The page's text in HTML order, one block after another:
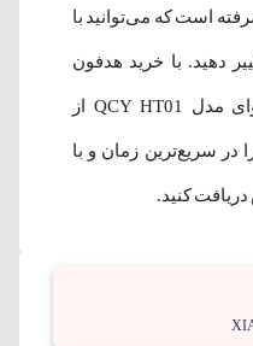
است که می‌توانید با
دهید. با خرید هدفون
بی‌سیم شیائومی کیو سی وای مدل QCY HT01 از
در سریع‌ترین زمان و با
کنید.